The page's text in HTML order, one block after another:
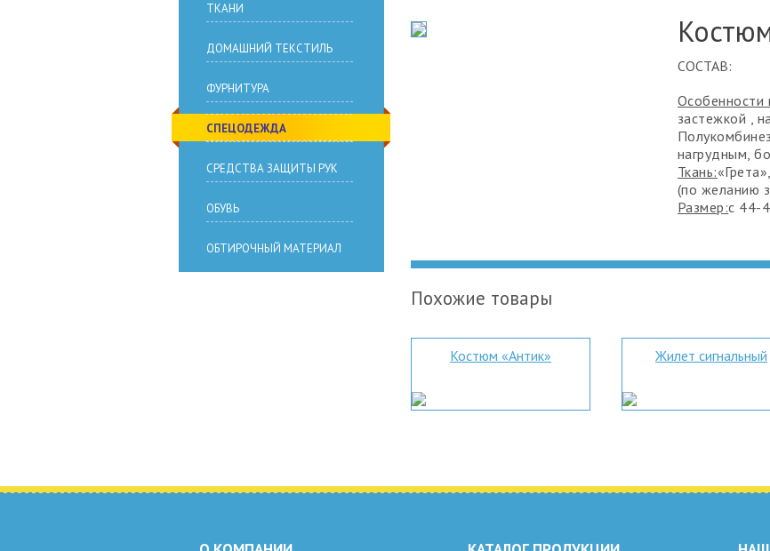
СОСТАВ:
Особенности
застежкой ,
нагрудным,
Ткань:
(по желанию
Размер:с 44-
Похожие товары
Костюм «Антик» Жилет сигнальный
ТКАНИ
ДОМАШНИЙ ТЕКСТИЛЬ
ФУРНИТУРА
СПЕЦОДЕЖДА
СРЕДСТВА ЗАЩИТЫ РУК
ОБУВЬ
ОБТИРОЧНЫЙ МАТЕРИАЛ